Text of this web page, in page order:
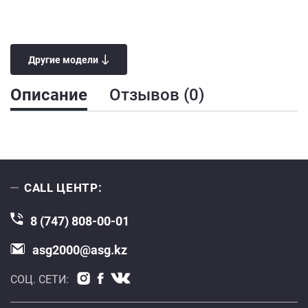
Описание Отзывов (0)
Другие модели
CALL ЦЕНТР:
8 (747) 808-00-01
asg2000@asg.kz
СОЦ. СЕТИ: